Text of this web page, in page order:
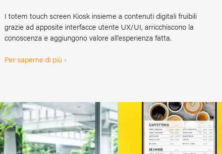
I totem touch screen Kiosk insieme a contenuti digitali fruibili
grazie ad apposite interfacce utente UX/UI, arricchiscono la
conoscenza e aggiungono valore all’esperienza fatta.
Per saperne di più ›